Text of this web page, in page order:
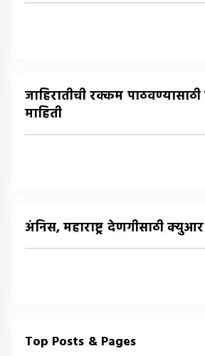
जाहिरातीची रक्कम
माहिती
अंनिस, महाराष्ट्र देणगीसाठी
Top Posts & Pages